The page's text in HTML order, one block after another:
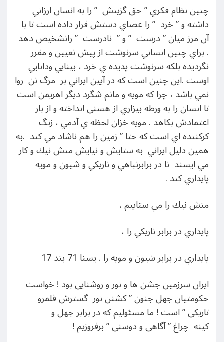
چنين نظام فكري ” حق گزينش ” را به انسان ارزاني
داشته و ” خرد ” را عصاي دستش قرار داده است تا با
آن مرز ميان ” درست ” و ” نادرست ” راتشخيص دهد
. براي چنين انساني سرنوشت از پيش تعيين و مقرر
نگرديده بلكه سرنوشت پديده ي خرد ، بينايي ودانايي
اوست .اين چنين است كه در آيين ايراني بر مرگ تن روا
نمي باشد ، چرا كه مويه و ماتم شگرد ديگر اهريمن است
تا انسان را به ورطه بيزاري از هستی انداخته و از بار
اعتمادش بكاهد . مويه خزان لحظه ي آدمي ، زنگ
كركننده اي است كه حتا ” زمين را هم ناشاد مي كند .به
همين دليل ايراني به ستايش و نيايش منش نيك و كار
مي ايستد تا در برابرتباهي و تاريكي و شيون و مويه
پايداري كند .
منش نيك را مي ستاييم ،
پايداري در برابر تاريكي را ،
پايداري در برابر شيون و مويه را . يسنا 71 بند 17
ایران سرزمین جشن ها و نور و روشنایی بود ! خواست
حکومتیان جهل جنون ” کشتن نور گسترش قلمرو
تاریکی ” است ! ما مسئولیم که در برابر جهل و
کینه چراغ ” آگاهی و دوستی ” برفروزیم !